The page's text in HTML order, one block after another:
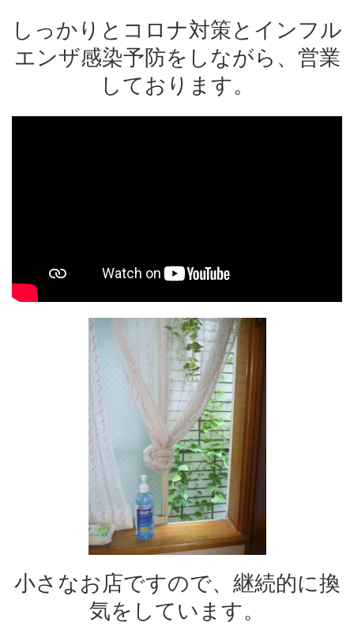
しっかりとコロナ対策とインフル
エンザ感染予防をしながら、営業
しております。
小さなお店ですので、継続的に換
気をしています。